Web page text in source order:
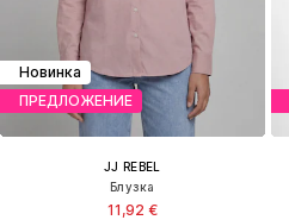
Новинка
ПРЕДЛОЖЕНИЕ
JJ REBEL
Блузка
11,92 €